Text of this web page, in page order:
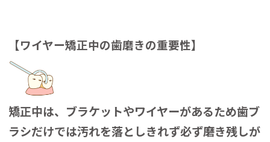
【ワイヤー矯正中の歯磨きの重要性】
矯正中は、ブラケットやワイヤーがあるため歯ブ
ラシだけでは汚れを落としきれず必ず磨き残しが